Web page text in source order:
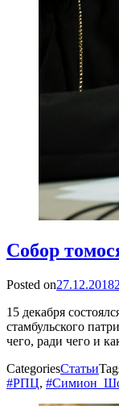
Собор
Posted on27.12.2018
15 декабря
стамбульского
чего, ради чего и
CategoriesСтатьи
#РПЦ,